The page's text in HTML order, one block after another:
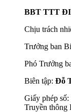
BBT TTT
Chịu trách
Trưởng ban
Phó Trưởng
Biên tập: Đỗ
Giấy phép
Truyền thông